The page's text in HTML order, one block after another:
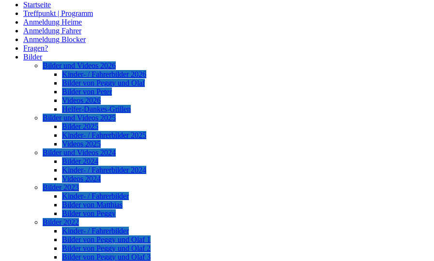
Startseite
Treffpunkt | Programm
Anmeldung Heime
Anmeldung Fahrer
Anmeldung Blocker
Fragen?
Bilder
Bilder und Videos 2026
Kinder- / Fahrerbilder 2026
Bilder von Peggy und Olaf
Bilder von Peter
Videos 2026
Helfer-Dankes-Grillen
Bilder und Videos 2025
Bilder 2025
Kinder- / Fahrerbilder 2025
Videos 2025
Bilder und Videos 2024
Bilder 2024
Kinder- / Fahrerbilder 2024
Videos 2024
Bilder 2023
Kinder- / Fahrerbilder
Bilder von Matthias
Bilder von Peggy
Bilder 2022
Kinder- / Fahrerbilder
Bilder von Peggy und Olaf 1
Bilder von Peggy und Olaf 2
Bilder von Peggy und Olaf 3